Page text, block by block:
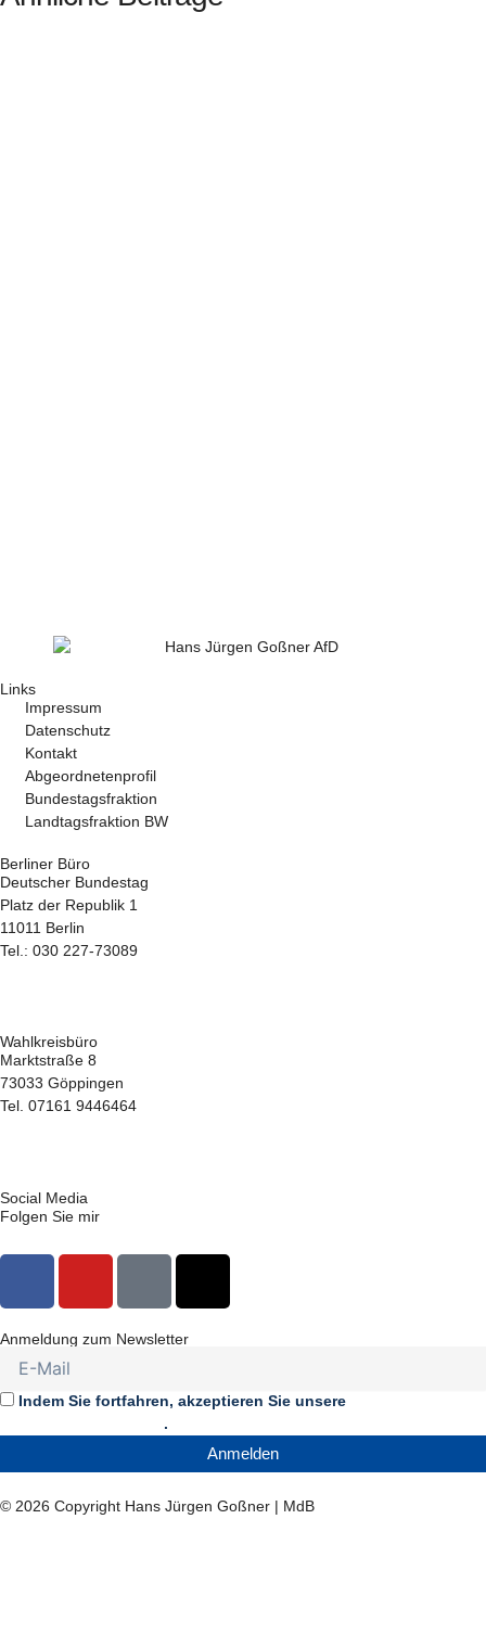
Links
Impressum
Datenschutz
Kontakt
Abgeordnetenprofil
Bundestagsfraktion
Landtagsfraktion BW
Berliner Büro
Deutscher Bundestag
Platz der Republik 1
11011 Berlin
Tel.: 030 227-73089
Wahlkreisbüro
Marktstraße 8
73033 Göppingen
Tel. 07161 9446464
Social Media
Folgen Sie mir
e
b
o
o
t
b
e
t
k
t
t
e
Anmeldung zum Newsletter
Indem Sie fortfahren, akzeptieren Sie unsere
.
Anmelden
© 2026 Copyright Hans Jürgen Goßner | MdB